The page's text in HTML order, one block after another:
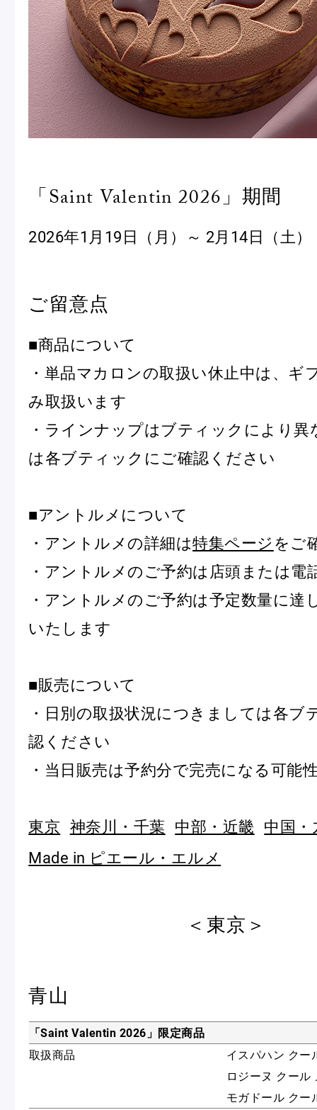
SUMMER GIFT 2026
Macarons
フルーツとヨーグルトのマカ
ロン
「ヴルーテ」販売のお知らせ
＜麻布台ヒ
催事出店の
ピエール・エルメ・パリ
ピエール・エルメについて
店舗一覧
Nos adresses
ログイン
ショッピングバッグ
「Saint Valentin 2026」期間
2026年1月19日（月）～ 2月14日（土）
ご留意点
■商品について
・単品マカロンの取扱い休止中は、ギ
み取扱います
・ラインナップはブティックにより異
は各ブティックにご確認ください
■アントルメについて
・アントルメの詳細は特集ページをご
・アントルメのご予約は店頭または電
・アントルメのご予約は予定数量に達
いたします
■販売について
・日別の取扱状況につきましては各ブ
認ください
・当日販売は予約分で完売になる可能
東京 神奈川・千葉 中部・近畿 中国・
Made in ピエール・エルメ
＜東京＞
青山
「Saint Valentin 2026」限定商品
取扱商品
イスパハン クー
ロジーヌ クール
モガドール クー